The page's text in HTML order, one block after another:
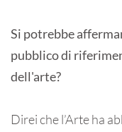
Si potrebbe
pubblico di
dell'arte?
Direi che l’Arte ha